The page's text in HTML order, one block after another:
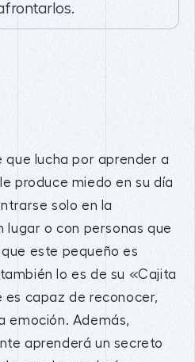
que lucha por aprender a
produce miedo en su día
solo en la
lugar o con personas que
este pequeño es
lo es de su «Cajita
es capaz de reconocer,
emoción. Además,
aprenderá un secreto